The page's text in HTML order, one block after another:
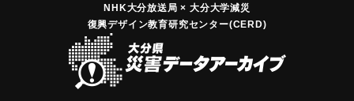
NHK大分放送局 × 大分大学減災
復興デザイン教育研究センター(CERD)